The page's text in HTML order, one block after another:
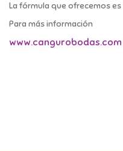
La fórmula que ofrecemos es
Para más información
www.cangurobodas.com